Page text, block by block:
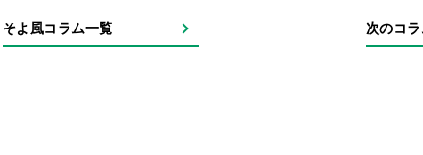
そよ風コラム一覧 次のコラ